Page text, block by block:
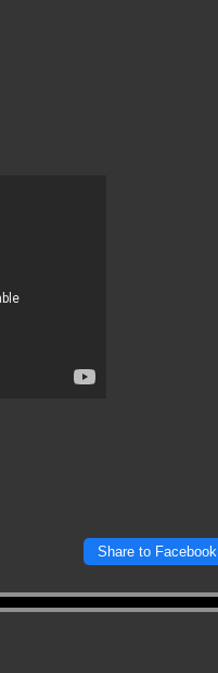
Share to Facebook